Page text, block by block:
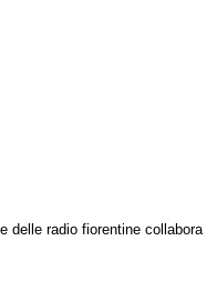
delle radio fiorentine collabora